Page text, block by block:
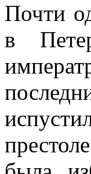
Почти
в